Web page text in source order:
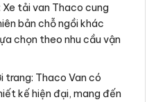
tải van Thaco cung
bản chỗ ngồi khác
chọn theo nhu cầu vận
trang: Thaco Van có
kế hiện đại, mang đến